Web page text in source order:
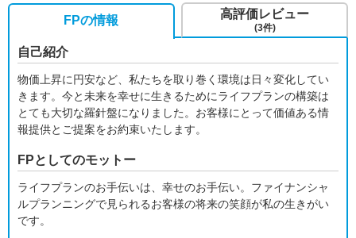
FPの情報
自己紹介
物価上昇に円安など、私たちを取り巻く環境は日々変化してい
きます。今と未来を幸せに生きるためにライフプランの構築は
とても大切な羅針盤になりました。お客様にとって価値ある情
報提供とご提案をお約束いたします。
FPとしてのモットー
ライフプランのお手伝いは、幸せのお手伝い。ファイナンシャ
ルプランニングで見られるお客様の将来の笑顔が私の生きがい
です。
高評価レビュー
(3件)